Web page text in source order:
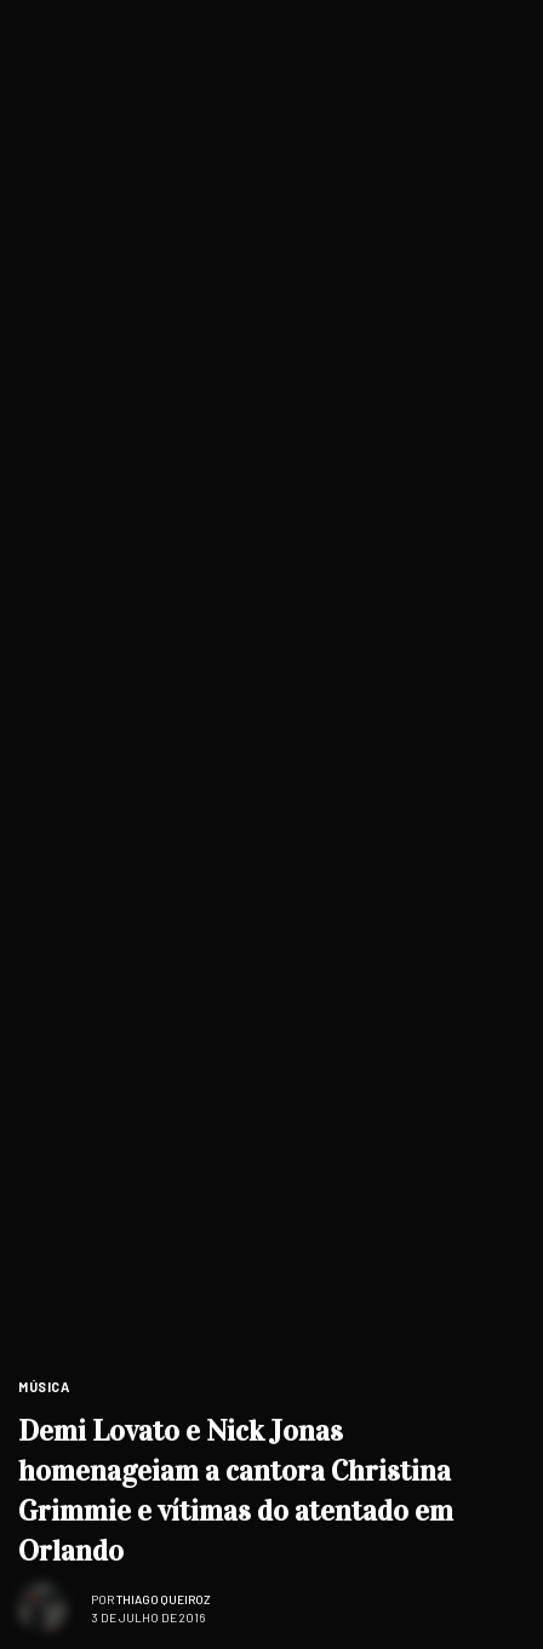
MÚSICA
Demi Lovato e Nick Jonas
homenageiam a cantora Christina
Grimmie e vítimas do atentado em
Orlando
PORTHIAGO QUEIROZ
3 DE JULHO DE 2016